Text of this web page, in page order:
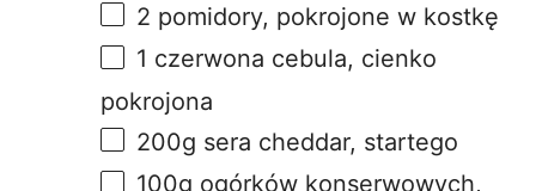
2 pomidory, pokrojone w kostkę
1 czerwona cebula, cienko
pokrojona
200g sera cheddar, startego
100g ogórków konserwowych,